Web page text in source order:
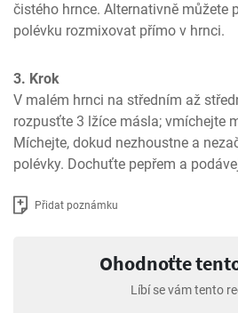
čistého hrnce. Alternativně můžete
polévku rozmixovat přímo v hrnci.
3. Krok
V malém hrnci na středním až
rozpusťte 3 lžíce másla; vmíchejte
Míchejte, dokud nezhoustne a
polévky. Dochuťte pepřem a
Přidat poznámku
Ohodnoťte
Líbí se vám tento